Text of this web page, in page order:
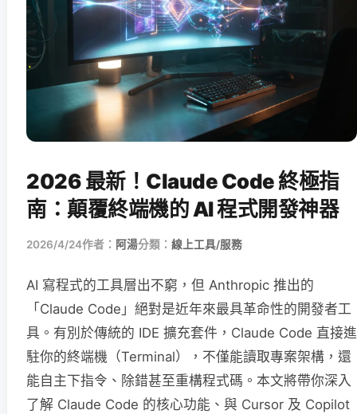
2026 最新！Claude Code 終極指
南：顛覆終端機的 AI 程式開發神器
2026/4/24作者： 阿湯分類： 線上工具/服務
AI 寫程式的工具層出不窮，但 Anthropic 推出的
「Claude Code」絕對是近年來最具革命性的開發者工
具。有別於傳統的 IDE 擴充套件，Claude Code 直接進
駐你的終端機（Terminal），不僅能讀取專案架構，還
能自主下指令、除錯甚至重構程式碼。本文將帶你深入
了解 Claude Code 的核心功能、與 Cursor 及 Copilot